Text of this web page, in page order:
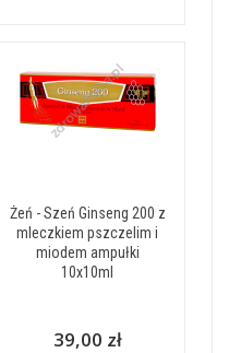
Żeń - Szeń Ginseng 200 z
mleczkiem pszczelim i
miodem ampułki
10x10ml
39,00 zł